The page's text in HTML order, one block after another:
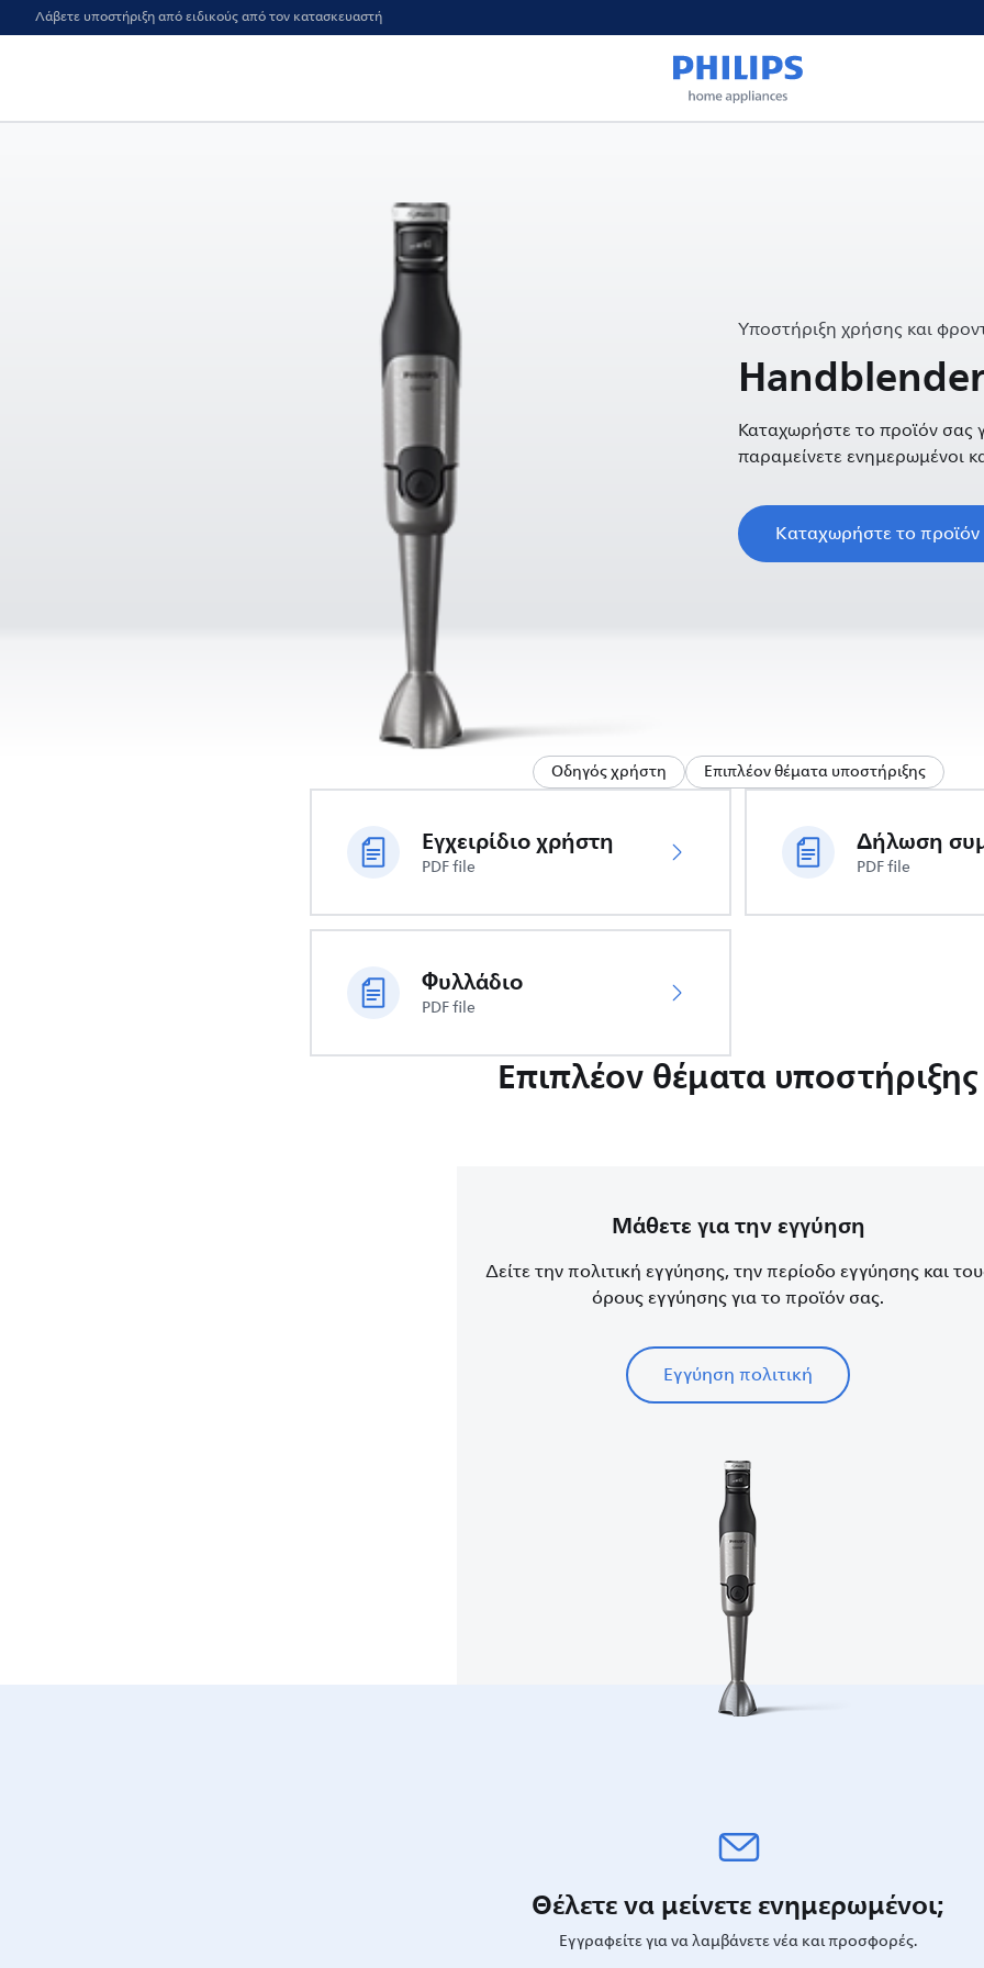
Λάβετε υποστήριξη από ειδικούς από τον κατασκευαστή
Υποστήριξη χρήσης και
Καταχωρήστε το προϊόν σας
παραμείνετε ενημερωμένοι
Καταχωρήστε το
Οδηγός χρήστη Επιπλέον θέματα υποστήριξης
Εγχειρίδιο χρήστη
PDF file PDF file
Φυλλάδιο
PDF file
Επιπλέον θέματα υποστήριξης
Μάθετε για την εγγύηση
Δείτε την πολιτική εγγύησης, την περίοδο εγγύησης και
όρους εγγύησης για το προϊόν σας.
Εγγύηση πολιτική
Θέλετε να μείνετε ενημερωμένοι;
Εγγραφείτε για να λαμβάνετε νέα και προσφορές.